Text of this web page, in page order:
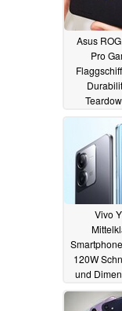
Asus
Pro
sekundäres
Display
Vivo
120W
und